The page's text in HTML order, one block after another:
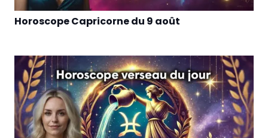
Horoscope Capricorne du 9 août